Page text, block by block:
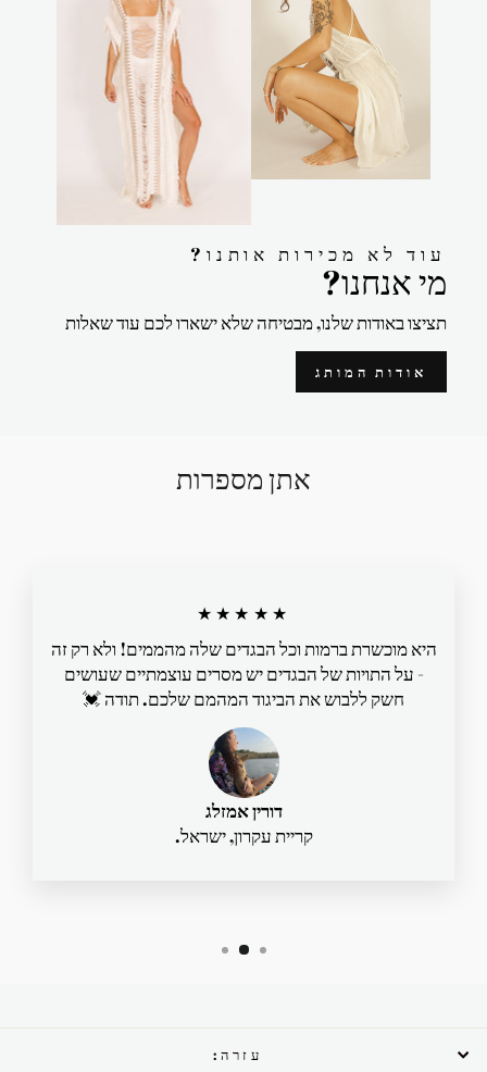
?עוד לא מכירות אותנו
?מי אנחנו
תציצו באודות שלנו, מבטיחה שלא ישארו לכם עוד שאלות
אודות המותג
אתן מספרות
★★★★★
היא מוכשרת ברמות וכל הבגדים שלה מהממים! ולא רק זה
- על התויות של הבגדים יש מסרים עוצמתיים שעושים
חשק ללבוש את הביגוד המהמם שלכם. תודה 💓
דורין אמזלג
קריית עקרון, ישראל.
עזרה: